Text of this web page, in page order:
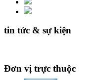
tin tức & sự kiện
Đơn vị trực thuộc